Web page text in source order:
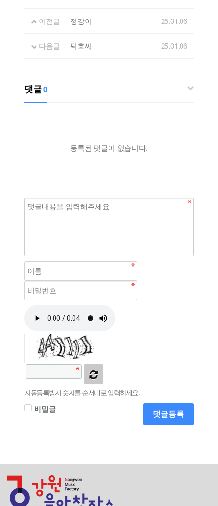
이전글 정강이 25.01.06
다음글 덕호씨 25.01.06
댓글0
등록된 댓글이 없습니다.
자동등록방지 숫자를 순서대로 입력하세요.
비밀글 댓글등록